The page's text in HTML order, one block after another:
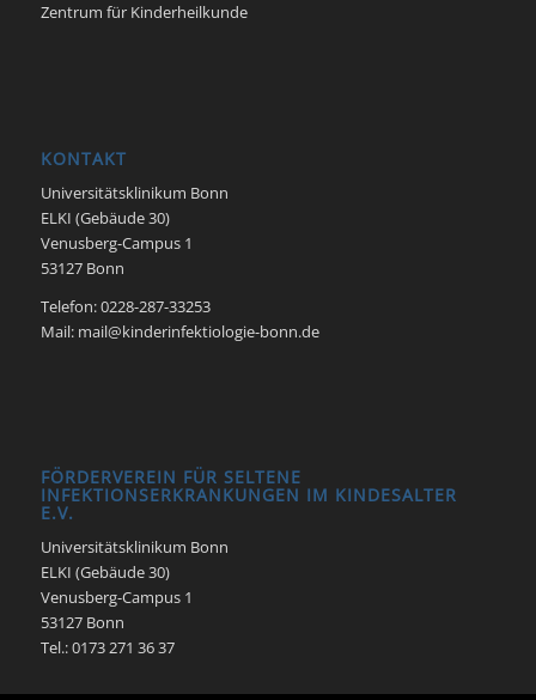
Zentrum für Kinderheilkunde
KONTAKT
Universitätsklinikum Bonn
ELKI (Gebäude 30)
Venusberg-Campus 1
53127 Bonn
Telefon: 0228-287-33253
Mail: mail@kinderinfektiologie-bonn.de
FÖRDERVEREIN FÜR SELTENE
INFEKTIONSERKRANKUNGEN IM KINDESALTER
E.V.
Universitätsklinikum Bonn
ELKI (Gebäude 30)
Venusberg-Campus 1
53127 Bonn
Tel.: 0173 271 36 37